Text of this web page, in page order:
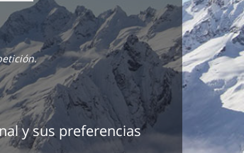
y sus preferencias